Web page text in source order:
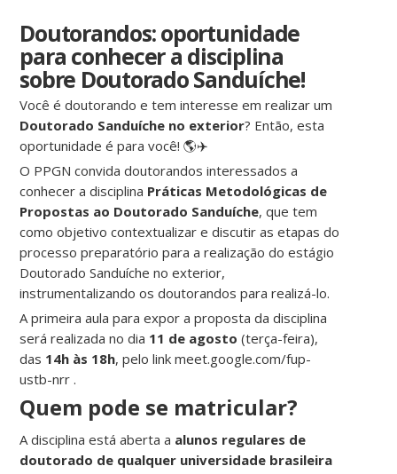
Doutorandos: oportunidade
para conhecer a disciplina
sobre Doutorado Sanduíche!
Você é doutorando e tem interesse em realizar um
Doutorado Sanduíche no exterior? Então, esta
oportunidade é para você! 🌎✈️
O PPGN convida doutorandos interessados a
conhecer a disciplina Práticas Metodológicas de
Propostas ao Doutorado Sanduíche, que tem
como objetivo contextualizar e discutir as etapas do
processo preparatório para a realização do estágio
Doutorado Sanduíche no exterior,
instrumentalizando os doutorandos para realizá-lo.
A primeira aula para expor a proposta da disciplina
será realizada no dia 11 de agosto (terça-feira),
das 14h às 18h, pelo link meet.google.com/fup-
ustb-nrr .
Quem pode se matricular?
A disciplina está aberta a alunos regulares de
doutorado de qualquer universidade brasileira